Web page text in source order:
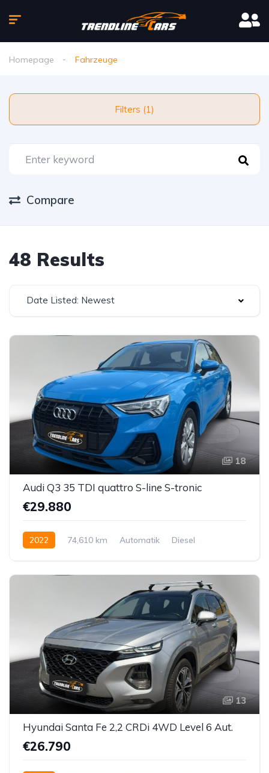
Homepage Fahrzeuge
Filters (1)
Compare
48 Results
Date Listed: Newest
18
Audi Q3 35 TDI quattro S-line S-tronic
€29.880
2022 74,610 km Automatik
Diesel
13
Hyundai Santa Fe 2,2 CRDi 4WD Level 6 Aut.
€26.790